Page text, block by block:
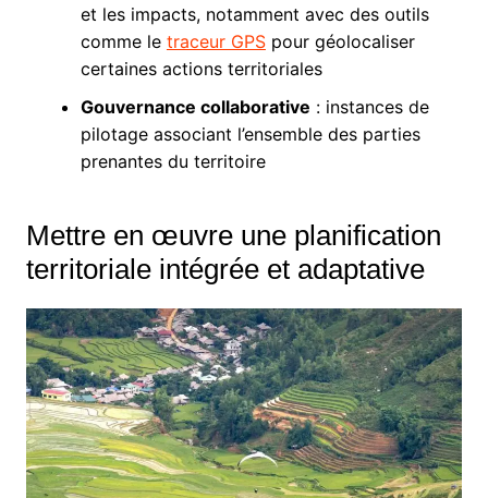
et les impacts, notamment avec des outils
comme le traceur GPSpour géolocaliser
certaines actions territoriales
Gouvernance collaborative : instances de
pilotage associant l’ensemble des parties
prenantes du territoire
Mettre en œuvre une planification
territoriale intégrée et adaptative